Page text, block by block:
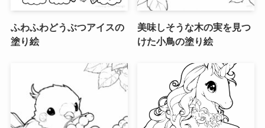
ふわふわどうぶつアイスの
塗り絵
美味しそうな木の実を見つ
けた小鳥の塗り絵